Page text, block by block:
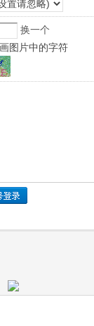
换一个
图片中的字符